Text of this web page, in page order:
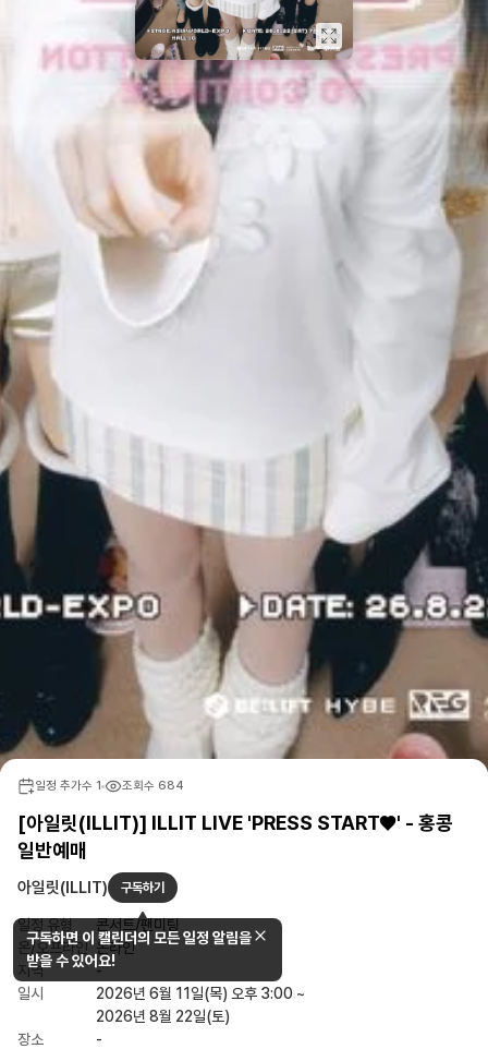
일정 추가수 1 조회수 684
[아일릿(ILLIT)] ILLIT LIVE 'PRESS START♥︎' - 홍콩
일반예매
아일릿(ILLIT) 구독하기
일정 유형
콘서트/팬미팅
온/오프라인 온라인
지역
-
일시
2026년 6월 11일(목) 오후 3:00 ~
2026년 8월 22일(토)
장소
-
구독하면 이 캘린더의 모든 일정 알림을
받을 수 있어요!